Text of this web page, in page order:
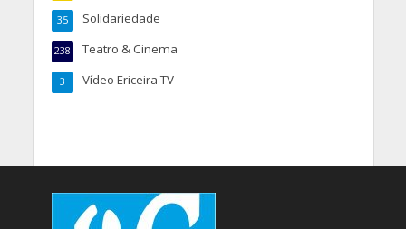
Solidariedade
35
Teatro & Cinema
238
Vídeo Ericeira TV
3